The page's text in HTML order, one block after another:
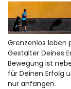
Grenzenlos leben
Gestalter Deines
Bewegung ist
für Deinen Erfolg
nur anfangen.